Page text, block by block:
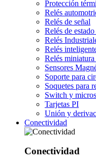
Protección
Relés
Relés de señal
Relés de
Relés
Relés
Relés
Sensores
Soporte para
Soquetes para
Switch y
Tarjetas PI
Unión y
Conectividad
Conectividad